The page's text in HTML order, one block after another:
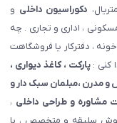
دکوراسیون داخلی و
، اداری و تجاری . چه
، دفترکار یا فروشگاهت
کنی :پارکت ، کاغذ دیواری ،
مدرن ،مبلمان سبک دار و
مشاوره و طراحی داخلی ،
سلیقه و متخصص ، با